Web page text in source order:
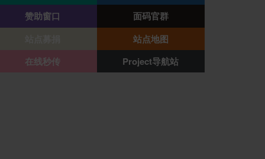
赞助窗口
面码官群
站点地图
在线秒传
Project导航站